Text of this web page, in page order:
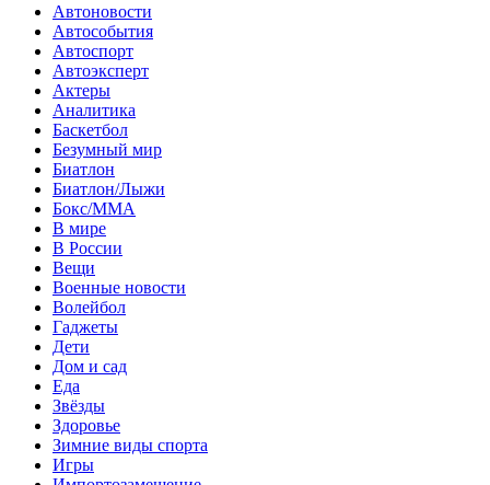
Автоновости
Автособытия
Автоспорт
Автоэксперт
Актеры
Аналитика
Баскетбол
Безумный мир
Биатлон
Биатлон/Лыжи
Бокс/MMA
В мире
В России
Вещи
Военные новости
Волейбол
Гаджеты
Дети
Дом и сад
Еда
Звёзды
Здоровье
Зимние виды спорта
Игры